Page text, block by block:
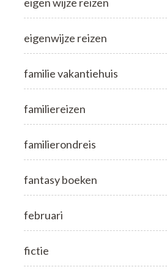
eigenwijze reizen
familie vakantiehuis
familiereizen
familierondreis
fantasy boeken
februari
fictie